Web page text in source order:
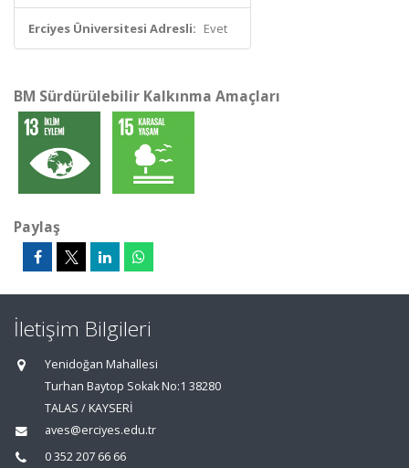
Erciyes Üniversitesi Adresli: Evet
BM Sürdürülebilir Kalkınma Amaçları
Paylaş
İletişim Bilgileri
Yenidoğan Mahallesi
Turhan Baytop Sokak No:1 38280
TALAS / KAYSERİ
aves@erciyes.edu.tr
0 352 207 66 66